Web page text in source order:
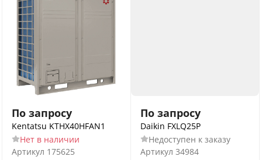
По запросу
Kentatsu KTHX40HFAN1
Нет в наличии
Артикул 175625
По запросу
Daikin FXLQ25P
Недоступен к заказу
Артикул 34984